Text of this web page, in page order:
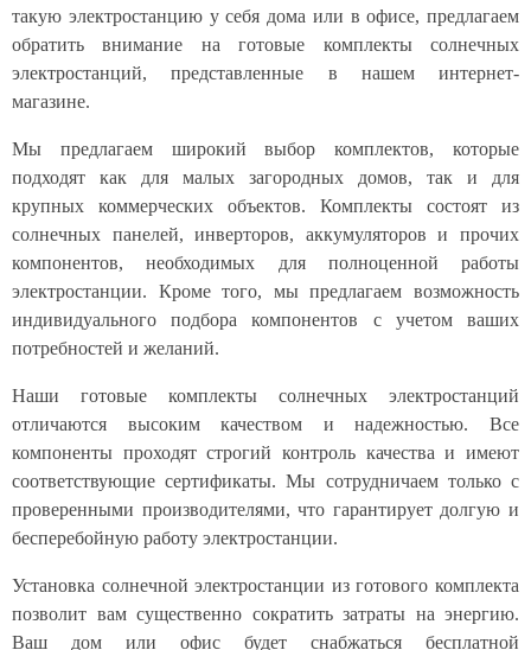
такую электростанцию у себя дома или в офисе, предлагаем
обратить внимание на готовые комплекты солнечных
электростанций, представленные в нашем интернет-
магазине.
Мы предлагаем широкий выбор комплектов, которые
подходят как для малых загородных домов, так и для
крупных коммерческих объектов. Комплекты состоят из
солнечных панелей, инверторов, аккумуляторов и прочих
компонентов, необходимых для полноценной работы
электростанции. Кроме того, мы предлагаем возможность
индивидуального подбора компонентов с учетом ваших
потребностей и желаний.
Наши готовые комплекты солнечных электростанций
отличаются высоким качеством и надежностью. Все
компоненты проходят строгий контроль качества и имеют
соответствующие сертификаты. Мы сотрудничаем только с
проверенными производителями, что гарантирует долгую и
бесперебойную работу электростанции.
Установка солнечной электростанции из готового комплекта
позволит вам существенно сократить затраты на энергию.
Ваш дом или офис будет снабжаться бесплатной